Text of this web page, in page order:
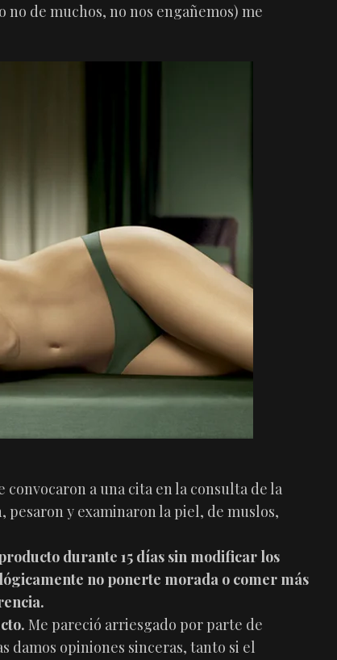
de muchos, no nos engañemos) me
a una cita en la consulta de la
y examinaron la piel, de muslos,
durante 15 días sin modificar los
no ponerte morada o comer más
Me pareció arriesgado por parte de
damos opiniones sinceras, tanto si el